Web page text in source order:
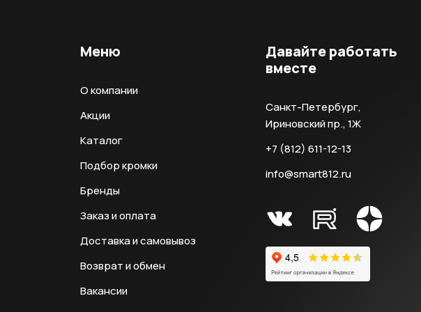
Меню
О компании
Акции
Каталог
Подбор кромки
Бренды
Заказ и оплата
Доставка и самовывоз
Возврат и обмен
Вакансии
Давайте работать
вместе
Санкт-Петербург,
Ириновский пр., 1Ж
+7 (812) 611-12-13
info@smart812.ru